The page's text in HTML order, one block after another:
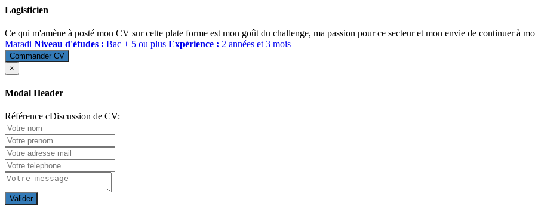
Logisticien
Ce qui m'amène à posté mon CV sur cette plate forme est mon goût du challenge, ma passion pour ce secteur et mon envie de continuer à
Maradi Niveau d'études : Bac + 5 ou plus Expérience : 2 années et 3 mois
Commander CV
×
Modal Header
Référence cDiscussion de CV:
Valider